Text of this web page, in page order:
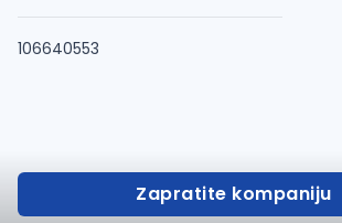
106640553
Zapratite kompaniju